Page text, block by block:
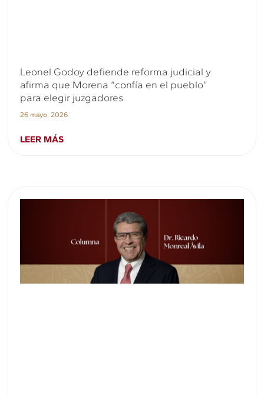
Leonel Godoy defiende reforma judicial y
afirma que Morena “confía en el pueblo”
para elegir juzgadores
26 mayo, 2026
LEER MÁS